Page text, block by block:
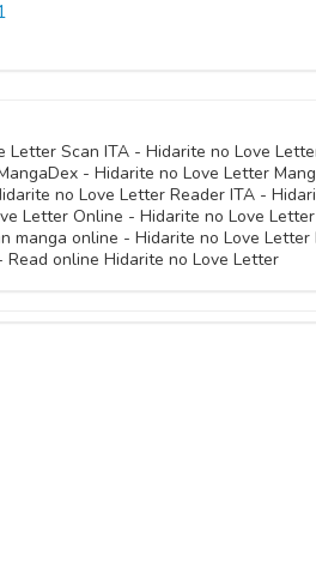
Letter Scan ITA - Hidarite no Love
- Hidarite no Love Letter
no Love Letter Reader ITA -
Letter Online - Hidarite no Love
manga online - Hidarite no Love
Read online Hidarite no Love Letter